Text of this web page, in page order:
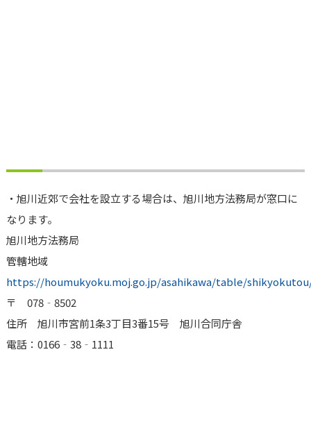
・旭川近郊で会社を設立する場合は、旭川地方法務局が窓口に
なります。
旭川地方法務局
管轄地域
https://houmukyoku.moj.go.jp/asahikawa/table/
〒 078‐8502
住所 旭川市宮前1条3丁目3番15号 旭川合同庁舎
電話：0166‐38‐1111